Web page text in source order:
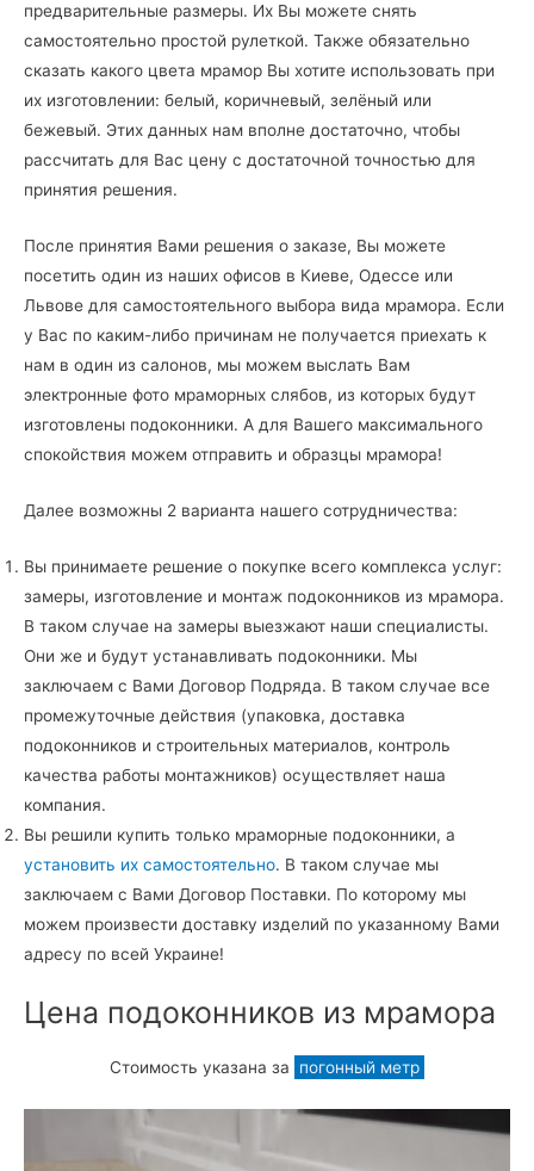
предварительные размеры. Их Вы можете снять
самостоятельно простой рулеткой. Также обязательно
сказать какого цвета мрамор Вы хотите использовать при
их изготовлении: белый, коричневый, зелёный или
бежевый. Этих данных нам вполне достаточно, чтобы
рассчитать для Вас цену с достаточной точностью для
принятия решения.
После принятия Вами решения о заказе, Вы можете
посетить один из наших офисов в Киеве, Одессе или
Львове для самостоятельного выбора вида мрамора. Если
у Вас по каким-либо причинам не получается приехать к
нам в один из салонов, мы можем выслать Вам
электронные фото мраморных слябов, из которых будут
изготовлены подоконники. А для Вашего максимального
спокойствия можем отправить и образцы мрамора!
Далее возможны 2 варианта нашего сотрудничества:
Вы принимаете решение о покупке всего комплекса услуг:
замеры, изготовление и монтаж подоконников из мрамора.
В таком случае на замеры выезжают наши специалисты.
Они же и будут устанавливать подоконники. Мы
заключаем с Вами Договор Подряда. В таком случае все
промежуточные действия (упаковка, доставка
подоконников и строительных материалов, контроль
качества работы монтажников) осуществляет наша
компания.
Вы решили купить только мраморные подоконники, а
установить их самостоятельно. В таком случае мы
заключаем с Вами Договор Поставки. По которому мы
можем произвести доставку изделий по указанному Вами
адресу по всей Украине!
Цена подоконников из мрамора
Стоимость указана за погонный метр